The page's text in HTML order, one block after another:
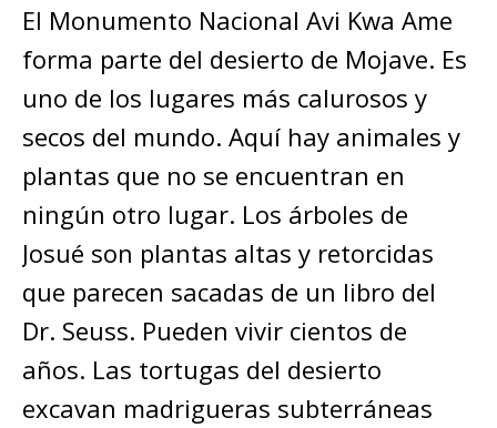
El Monumento Nacional Avi Kwa Ame
forma parte del desierto de Mojave. Es
uno de los lugares más calurosos y
secos del mundo. Aquí hay animales y
plantas que no se encuentran en
ningún otro lugar. Los árboles de
Josué son plantas altas y retorcidas
que parecen sacadas de un libro del
Dr. Seuss. Pueden vivir cientos de
años. Las tortugas del desierto
excavan madrigueras subterráneas